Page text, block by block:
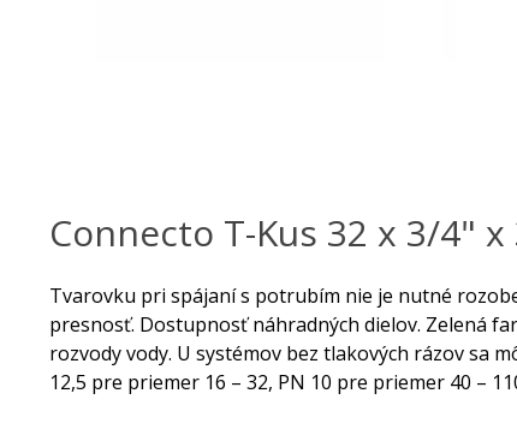
Connecto T-Kus 32 x 3/4"
Tvarovku pri spájaní s potrubím nie je nutné
presnosť. Dostupnosť náhradných dielov. Zelená
rozvody vody. U systémov bez tlakových rázov sa
12,5 pre priemer 16 – 32, PN 10 pre priemer 40 –